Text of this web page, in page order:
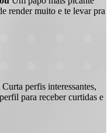
render muito e te levar pra
Curta perfis interessantes,
para receber curtidas e